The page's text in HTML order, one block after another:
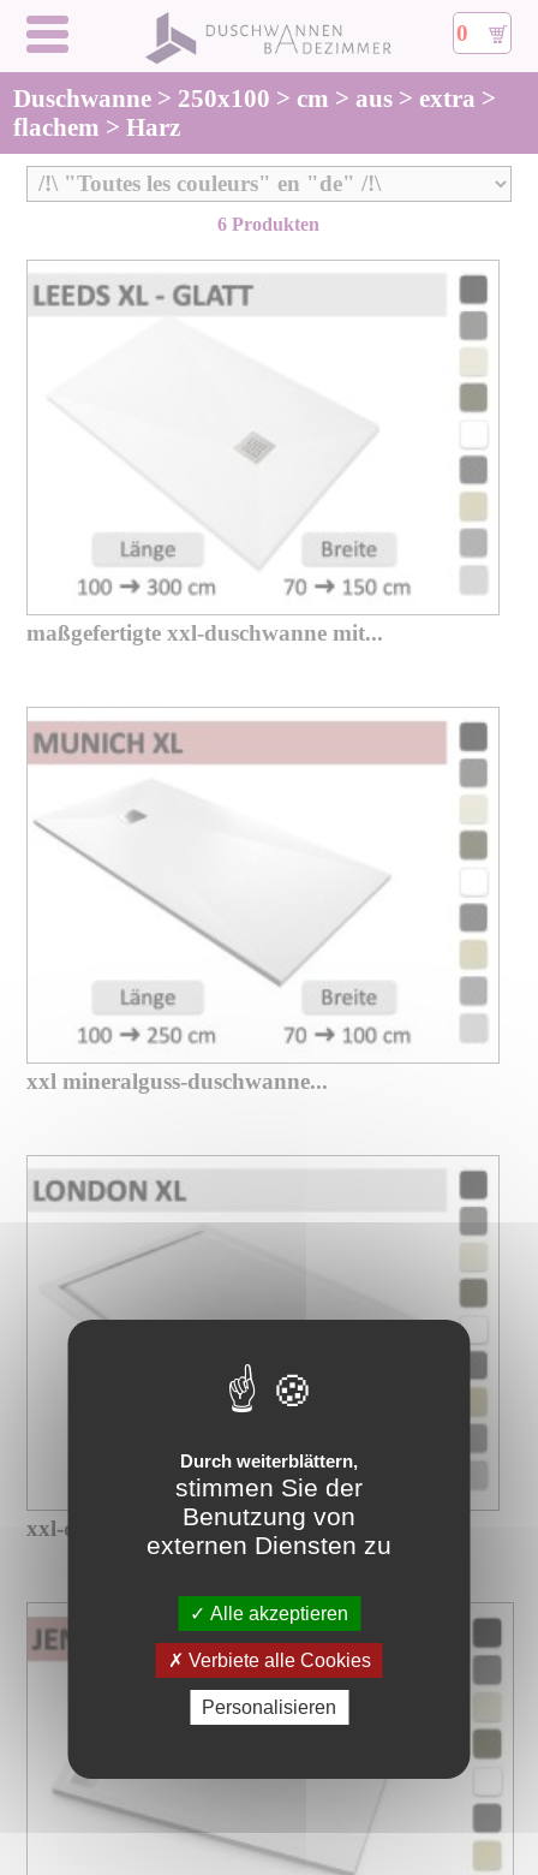
0
Duschwanne > 250x100 > cm > aus > extra >
flachem > Harz
6 Produkten
maßgefertigte xxl-duschwanne mit...
xxl mineralguss-duschwanne...
xxl-duschwanne mit ultrafeiner...
Durch weiterblättern,
stimmen Sie der
Benutzung von
externen Diensten zu
Alle akzeptieren
Verbiete alle Cookies
Personalisieren